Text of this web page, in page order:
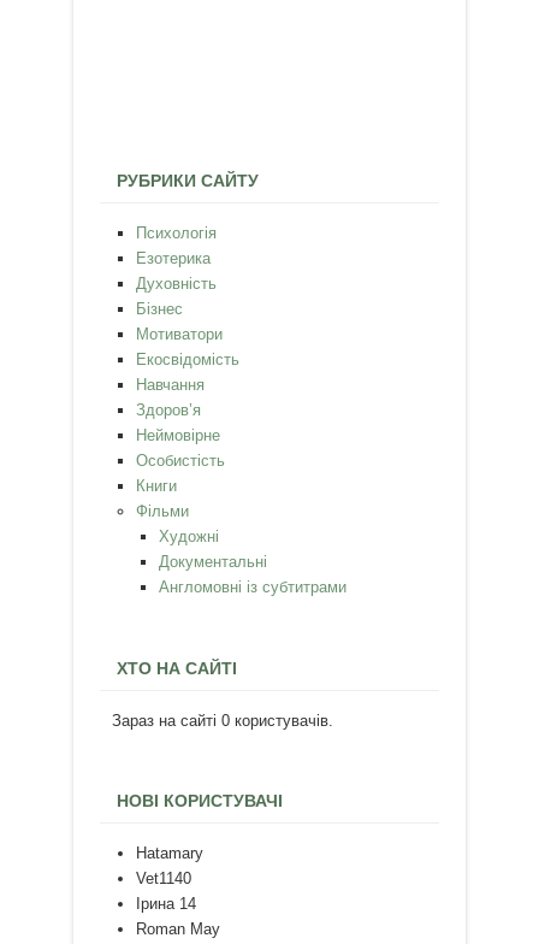
РУБРИКИ САЙТУ
Психологія
Езотерика
Духовність
Бізнес
Мотиватори
Екосвідомість
Навчання
Здоров’я
Неймовірне
Особистість
Книги
Фільми
Художні
Документальні
Англомовні із субтитрами
ХТО НА САЙТІ
Зараз на сайті 0 користувачів.
НОВІ КОРИСТУВАЧІ
Hatamary
Vet1140
Ірина 14
Roman May